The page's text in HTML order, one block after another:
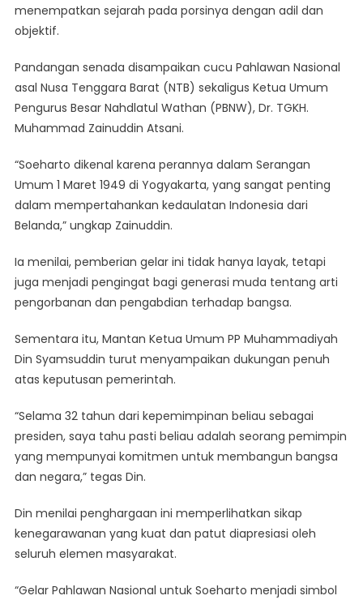
menempatkan sejarah pada porsinya dengan adil dan
objektif.
Pandangan senada disampaikan cucu Pahlawan Nasional
asal Nusa Tenggara Barat (NTB) sekaligus Ketua Umum
Pengurus Besar Nahdlatul Wathan (PBNW), Dr. TGKH.
Muhammad Zainuddin Atsani.
“Soeharto dikenal karena perannya dalam Serangan
Umum 1 Maret 1949 di Yogyakarta, yang sangat penting
dalam mempertahankan kedaulatan Indonesia dari
Belanda,” ungkap Zainuddin.
Ia menilai, pemberian gelar ini tidak hanya layak, tetapi
juga menjadi pengingat bagi generasi muda tentang arti
pengorbanan dan pengabdian terhadap bangsa.
Sementara itu, Mantan Ketua Umum PP Muhammadiyah
Din Syamsuddin turut menyampaikan dukungan penuh
atas keputusan pemerintah.
“Selama 32 tahun dari kepemimpinan beliau sebagai
presiden, saya tahu pasti beliau adalah seorang pemimpin
yang mempunyai komitmen untuk membangun bangsa
dan negara,” tegas Din.
Din menilai penghargaan ini memperlihatkan sikap
kenegarawanan yang kuat dan patut diapresiasi oleh
seluruh elemen masyarakat.
“Gelar Pahlawan Nasional untuk Soeharto menjadi simbol